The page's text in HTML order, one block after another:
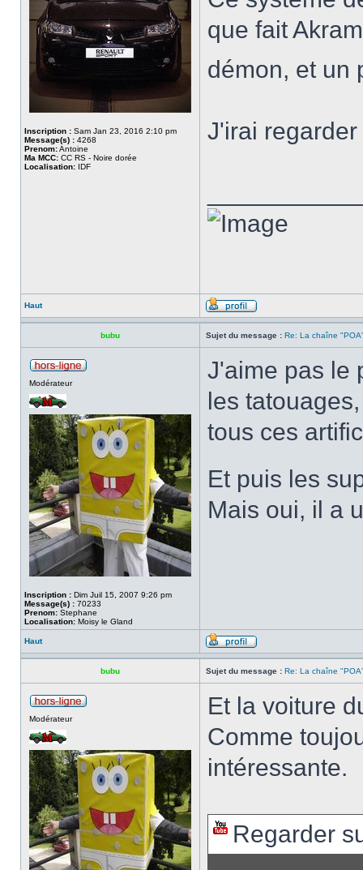
Inscription : Sam Jan 23, 2016 2:10 pm
Message(s) : 4268
Prenom:Antoine
Ma MCC: CC RS - Noire dorée
Localisation: IDF
que fait
démon, et un
J'irai
Haut
bubu Sujet du message : Re: La chaîne
Modérateur
Inscription : Dim Juil 15, 2007 9:26 pm
Message(s) : 70233
Prenom: Stephane
Localisation: Moisy le Gland
J'aime pas le
les
tous ces
Et puis les
Mais oui, il a
Haut
bubu Sujet du message : Re: La chaîne
Modérateur
Et la voiture
Comme
intéressante.
Regarder